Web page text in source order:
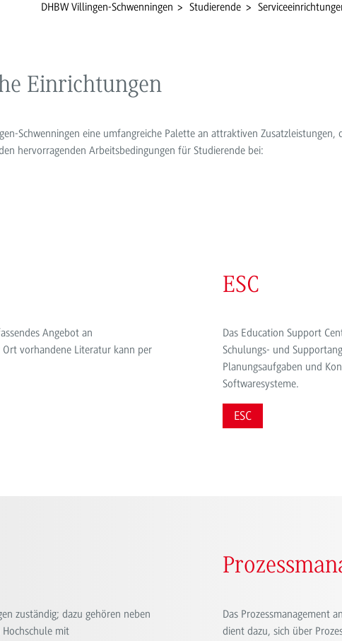
DHBW Villingen-Schwenningen Studierende
Einrichtungen
Schwenningen eine umfangreiche Palette an attraktiven
hervorragenden Arbeitsbedingungen für Studierende bei:
Angebot an
vorhandene Literatur kann per
ESC
Das Education Support
Schulungs- und
Planungsaufgaben und
Softwaresysteme.
ESC
zuständig; dazu gehören neben
mit
Das Prozessmanagement
dient dazu, sich über